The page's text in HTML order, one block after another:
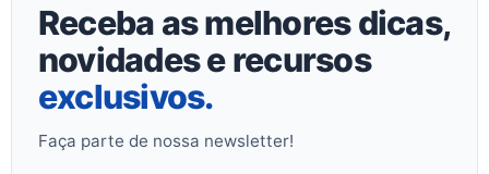
Receba as melhores dicas,
novidades e recursos
exclusivos.
Faça parte de nossa newsletter!